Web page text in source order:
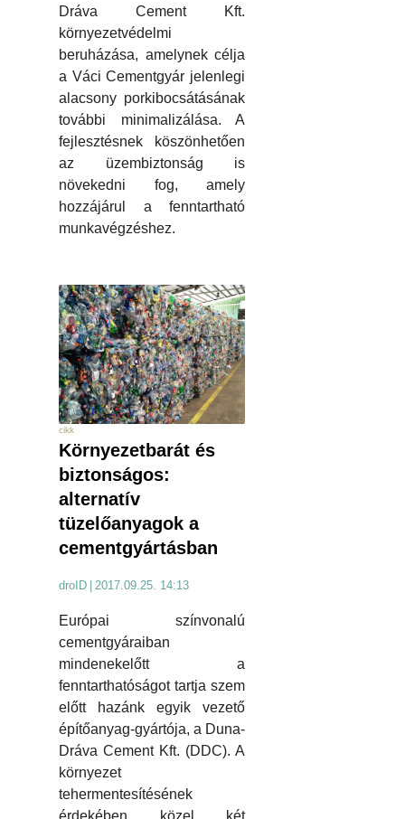
Dráva Cement Kft.
környezetvédelmi
beruházása, amelynek célja
a Váci Cementgyár jelenlegi
alacsony porkibocsátásának
további minimalizálása. A
fejlesztésnek köszönhetően
az üzembiztonság is
növekedni fog, amely
hozzájárul a fenntartható
munkavégzéshez.
cikk
Környezetbarát és
biztonságos:
alternatív
tüzelőanyagok a
cementgyártásban
droID 2017.09.25. 14:13
Európai színvonalú
cementgyáraiban
mindenekelőtt a
fenntarthatóságot tartja szem
előtt hazánk egyik vezető
építőanyag-gyártója, a Duna-
Dráva Cement Kft. (DDC). A
környezet
tehermentesítésének
érdekében közel két